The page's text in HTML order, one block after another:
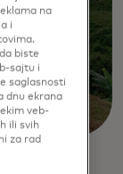
na
i
biste
sajtu i
saglasnosti
dnu ekrana
veb-
ili svih
za rad